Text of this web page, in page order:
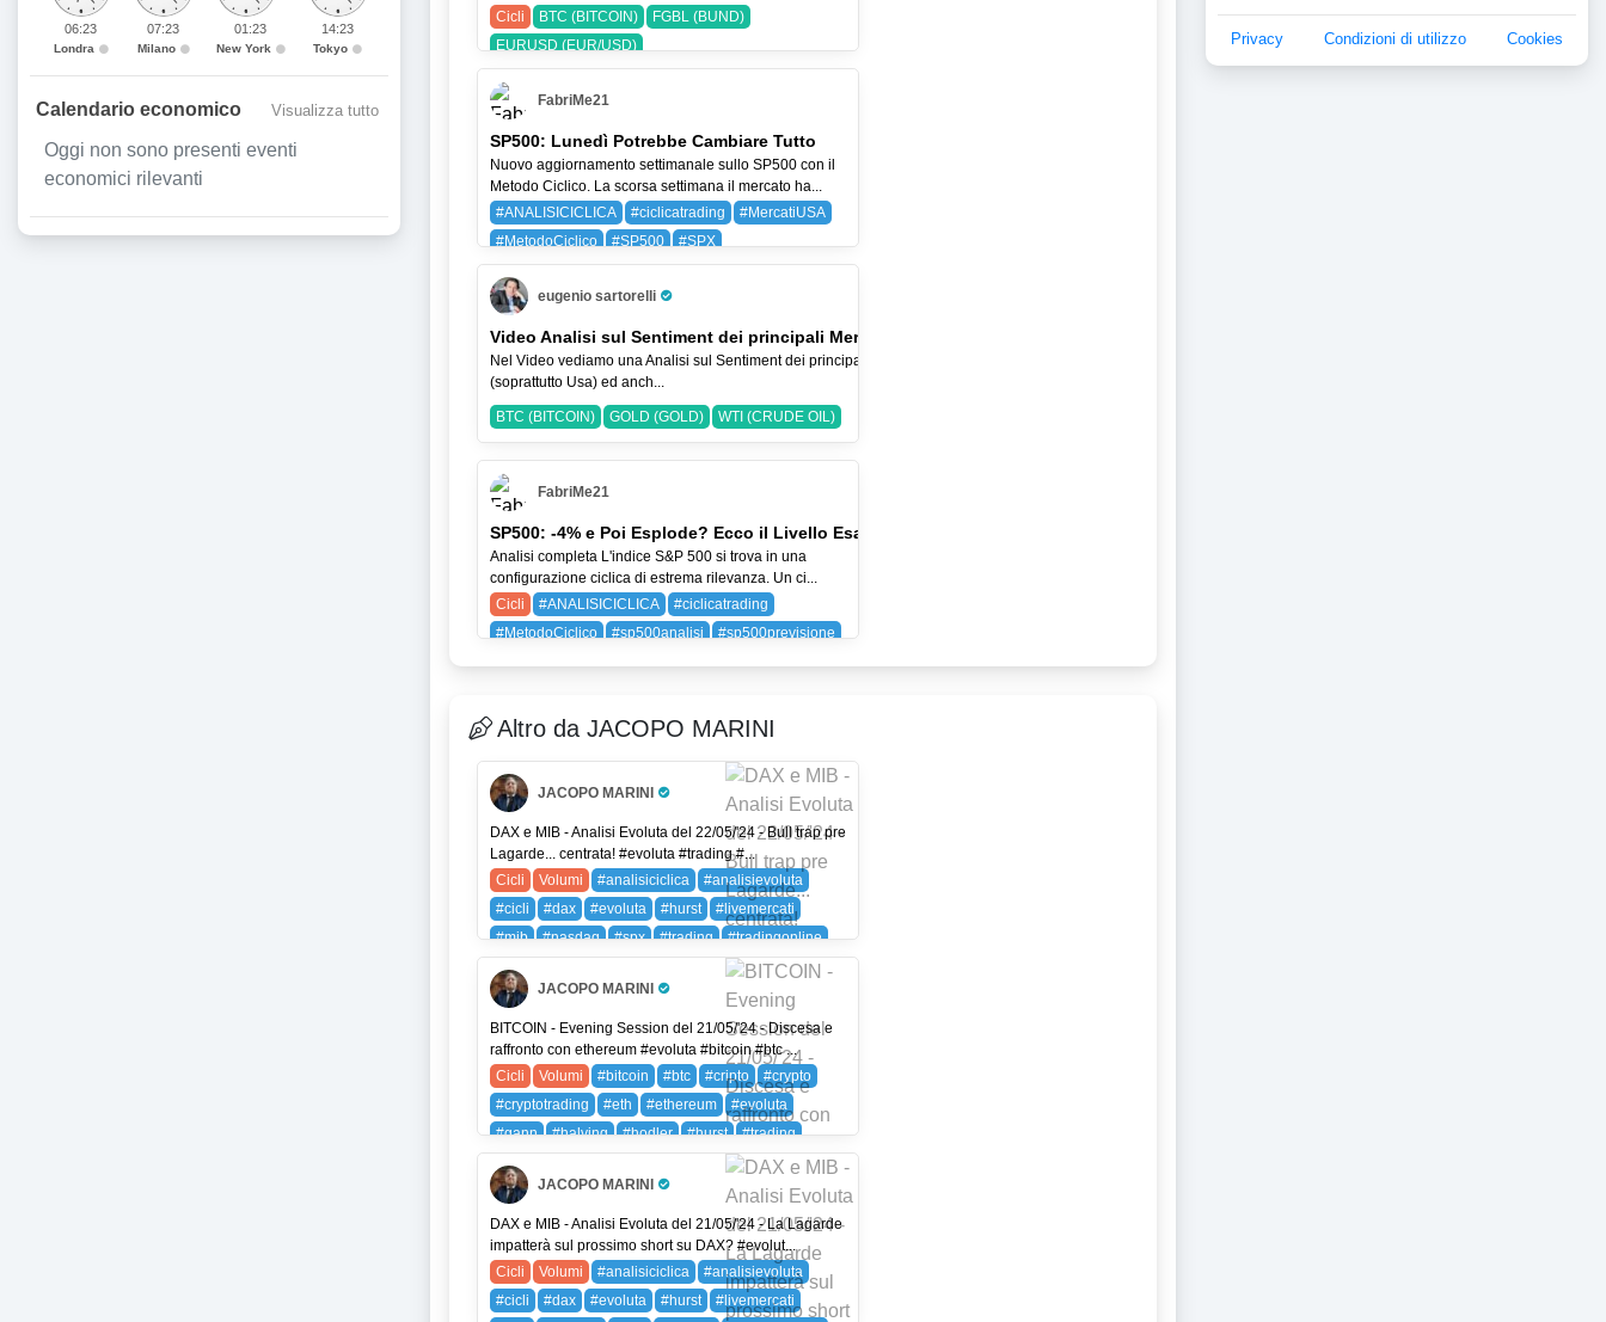
Cicli
BTC (BITCOIN)
FGBL (BUND)
EURUSD (EUR/USD)
FabriMe21
SP500: Lunedì Potrebbe Cambiare Tutto
Nuovo aggiornamento settimanale sullo SP500 con il
Metodo Ciclico. La scorsa settimana il mercato ha...
#ANALISICICLICA
#ciclicatrading
#MercatiUSA
#MetodoCiclico
#SP500
#SPX
BAYG (BAYER AG)
SPX (SP 500)
eugenio sartorelli
Pro Trader
Video Analisi sul Sentiment dei principali Mercati-2-ago-2026
Nel Video vediamo una Analisi sul Sentiment dei principali Indici Azionari
(soprattutto Usa) ed anch...
BTC (BITCOIN) GOLD (GOLD) WTI (CRUDE OIL)
FabriMe21
SP500: -4% e Poi Esplode? Ecco il Livello Esatto
Analisi completa L'indice S&P 500 si trova in una
configurazione ciclica di estrema rilevanza. Un ci...
Cicli
#ANALISICICLICA
#ciclicatrading
#MetodoCiclico
#sp500analisi
#sp500previsione
Altro da JACOPO MARINI
JACOPO MARINI
Pro Trader
DAX e MIB - Analisi Evoluta del 22/05/'24 - Bull trap pre
Lagarde... centrata! #evoluta #trading #...
Cicli
Volumi #analisiciclica
#analisievoluta
#cicli
#dax #evoluta #hurst
#livemercati
#mib
#nasdaq #spx #trading
#tradingonline
#volumi
FIB (FTSE MIB)
NDX (NASDAQ 100)
SPX (SP 500) SPXC (SPX)
JACOPO MARINI
Pro Trader
BITCOIN - Evening Session del 21/05/'24 - Discesa e
raffronto con ethereum #evoluta #bitcoin #btc ...
Cicli
Volumi #bitcoin #btc #cripto
#crypto
#cryptotrading
#eth #ethereum
#evoluta
#gann
#halving #hodler #hurst
#trading
#tradingonline
BTC (BITCOIN)
ETH (ETHEREUM)
JACOPO MARINI
Pro Trader
DAX e MIB - Analisi Evoluta del 21/05/'24 - La Lagarde
impatterà sul prossimo short su DAX? #evolut...
Cicli
Volumi #analisiciclica
#analisievoluta
#cicli
#dax #evoluta #hurst
#livemercati
06:23
Londra
07:23
Milano
01:23
New York
14:23
Tokyo
Calendario economico Visualizza tutto
Oggi non sono presenti eventi
economici rilevanti
Privacy Condizioni di utilizzo Cookies